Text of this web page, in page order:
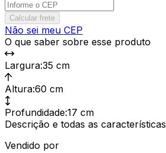
Calcular frete
Não sei meu CEP
O que saber sobre esse produto
Largura:35 cm
Altura:60 cm
Profundidade:17 cm
Descrição e todas as características
Vendido por